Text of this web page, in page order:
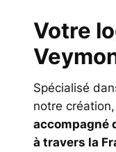
Votre
Spécialisé
notre
accompagné
à travers la